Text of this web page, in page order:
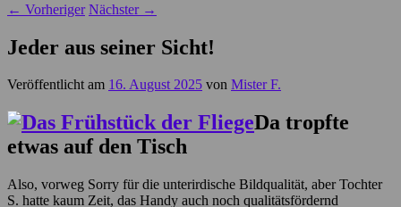
← Vorheriger Nächster →
Jeder aus seiner Sicht!
Veröffentlicht am 16. August 2025 von Mister F.
Da tropfte
etwas auf den Tisch
Also, vorweg Sorry für die unterirdische Bildqualität, aber Tochter
S. hatte kaum Zeit, das Handy auch noch qualitätsfördernd